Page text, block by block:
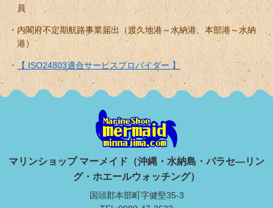
員
内閣府不定期航路事業届出（渡久地港～水納港、本部港～水納
港）
【 ISO24803適合サービスプロバイダー 】
マリンショップ マーメイド（沖縄・水納島・パラセ―リン
グ・ホエールウォッチング）
国頭郡本部町字健堅35-3